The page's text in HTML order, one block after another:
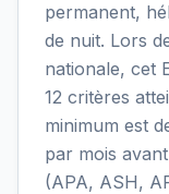
permanent,
de nuit. Lors
nationale, cet
12 critères
minimum est
par mois
(APA, ASH,